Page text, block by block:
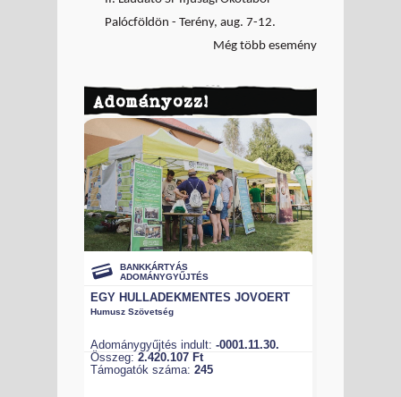
Palócföldön - Terény, aug. 7-12.
Még több esemény
Adományozz!